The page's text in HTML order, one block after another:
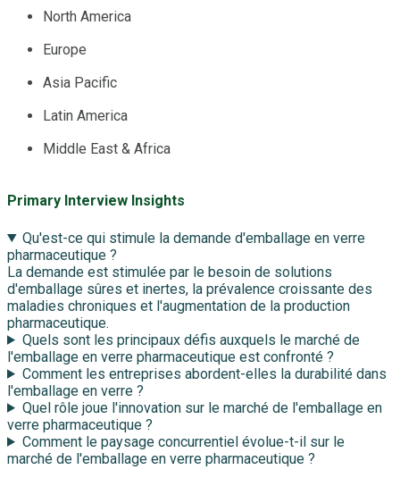
North America
Europe
Asia Pacific
Latin America
Middle East & Africa
Primary Interview Insights
Qu'est-ce qui stimule la demande d'emballage en verre
pharmaceutique ?
La demande est stimulée par le besoin de solutions
d'emballage sûres et inertes, la prévalence croissante des
maladies chroniques et l'augmentation de la production
pharmaceutique.
Quels sont les principaux défis auxquels le marché de
l'emballage en verre pharmaceutique est confronté ?
Comment les entreprises abordent-elles la durabilité dans
l'emballage en verre ?
Quel rôle joue l'innovation sur le marché de l'emballage en
verre pharmaceutique ?
Comment le paysage concurrentiel évolue-t-il sur le
marché de l'emballage en verre pharmaceutique ?